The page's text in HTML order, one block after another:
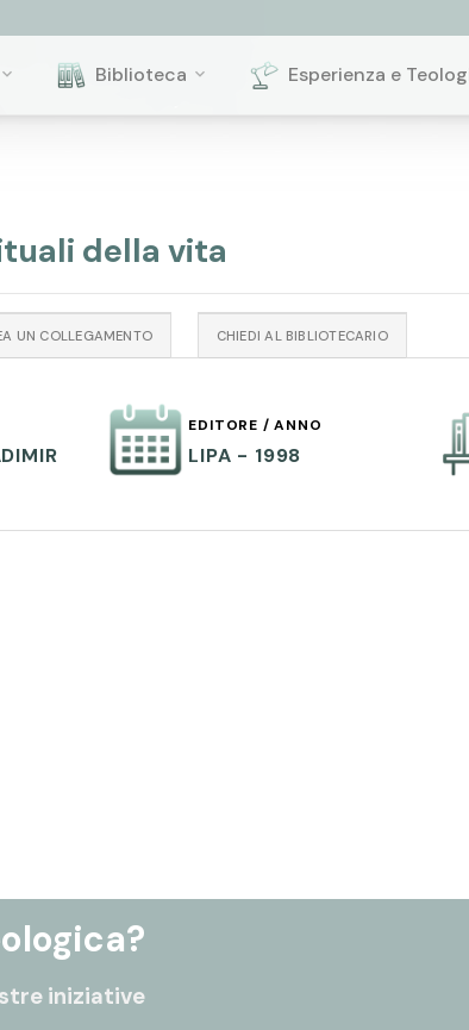
Biblioteca Esperienza e
della vita
UN COLLEGAMENTO CHIEDI AL BIBLIOTECARIO
EDITORE / ANNO
LIPA - 1998
iniziative